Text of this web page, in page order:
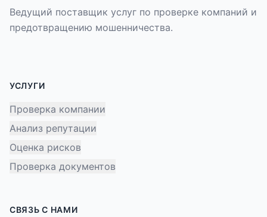
Ведущий поставщик услуг по проверке компаний и
предотвращению мошенничества.
УСЛУГИ
Проверка компании
Анализ репутации
Оценка рисков
Проверка документов
СВЯЗЬ С НАМИ